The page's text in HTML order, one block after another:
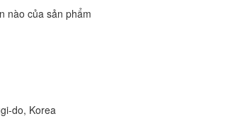
nào của sản phẩm
do, Korea